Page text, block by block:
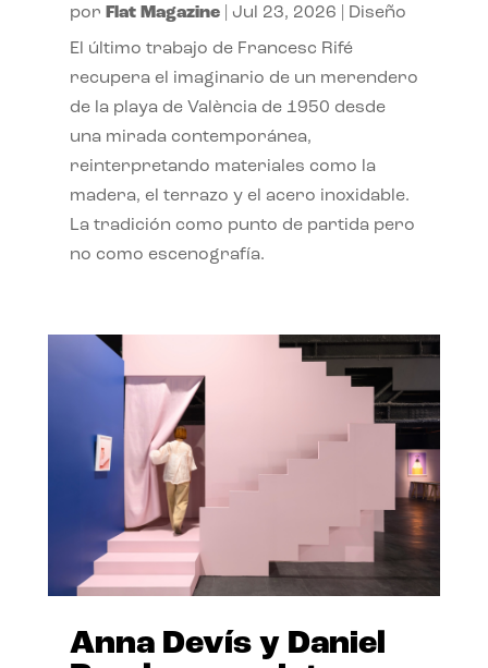
por Flat Magazine| Jul 23, 2026 Diseño
El último trabajo de Francesc Rifé
recupera el imaginario de un merendero
de la playa de València de 1950 desde
una mirada contemporánea,
reinterpretando materiales como la
madera, el terrazo y el acero inoxidable.
La tradición como punto de partida pero
no como escenografía.
Anna Devís y Daniel